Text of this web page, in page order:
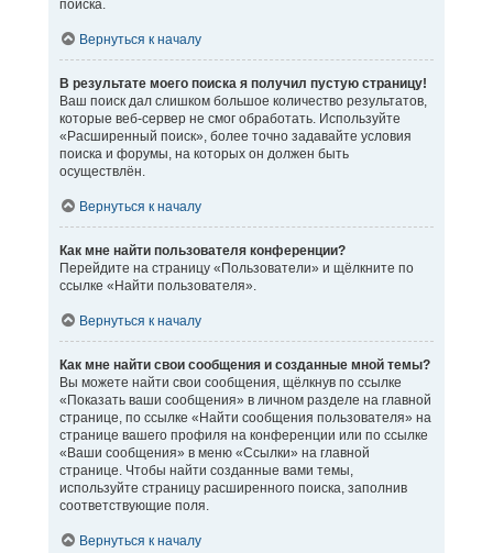
поиска.
Вернуться к началу
В результате моего поиска я получил пустую страницу!
Ваш поиск дал слишком большое количество результатов,
которые веб-сервер не смог обработать. Используйте
«Расширенный поиск», более точно задавайте условия
поиска и форумы, на которых он должен быть
осуществлён.
Вернуться к началу
Как мне найти пользователя конференции?
Перейдите на страницу «Пользователи» и щёлкните по
ссылке «Найти пользователя».
Вернуться к началу
Как мне найти свои сообщения и созданные мной темы?
Вы можете найти свои сообщения, щёлкнув по ссылке
«Показать ваши сообщения» в личном разделе на главной
странице, по ссылке «Найти сообщения пользователя» на
странице вашего профиля на конференции или по ссылке
«Ваши сообщения» в меню «Ссылки» на главной
странице. Чтобы найти созданные вами темы,
используйте страницу расширенного поиска, заполнив
соответствующие поля.
Вернуться к началу